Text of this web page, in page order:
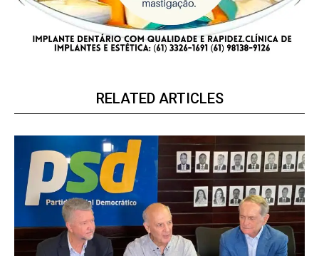
RELATED ARTICLES